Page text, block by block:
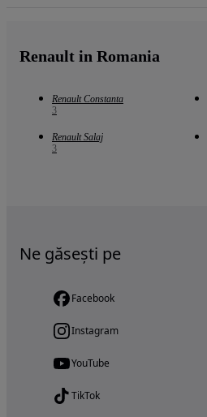
Renault in Romania
Renault Constanta
3
Renault Salaj
3
Ne găsești pe
Facebook
Instagram
YouTube
TikTok